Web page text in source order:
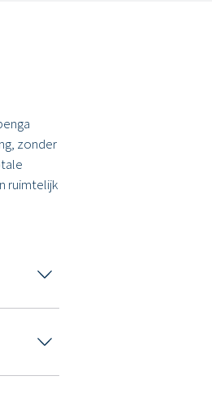
zonder
ruimtelijk